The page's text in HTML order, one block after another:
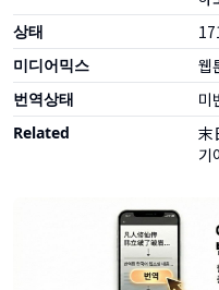
상태
미디어믹스 웹
번역상태 미
Related
末
기